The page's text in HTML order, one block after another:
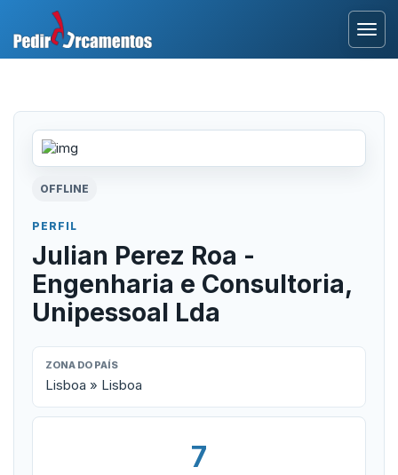
OFFLINE
PERFIL
Julian Perez Roa -
Engenharia e Consultoria,
Unipessoal Lda
ZONA DO PAÍS
Lisboa » Lisboa
7
Área Profissional
Como Funciona?
Testemunhos